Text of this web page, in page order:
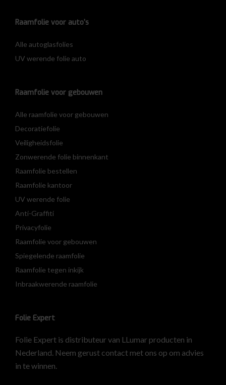
Raamfolie voor auto’s
Alle autoglasfolies
UV werende folie auto
Raamfolie voor gebouwen
Alle raamfolie voor gebouwen
Decoratiefolie
Veiligheidsfolie
Zonwerende folie binnenkant
Raamfolie bestellen
Raamfolie kantoor
UV werende folie
Anti-Graffiti
Privacyfolie
Raamfolie voor gebouwen
Spiegelende raamfolie
Raamfolie tegen inkijk
Inbraakwerende raamfolie
Folie Expert
Folie Expert is distributeur van LLumar producten in
Nederland. Neem gerust contact met ons op om advies
in te winnen.